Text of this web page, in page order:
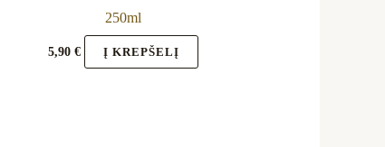
250ml
5,90€ Į KREPŠELĮ